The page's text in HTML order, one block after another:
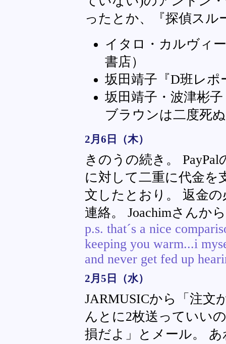
ったとか、『探偵スル
イタロ・カルヴィ
書店）
坂田靖子『D班レポ
坂田靖子・波津彬
ブラウンは二度死
2月6日（木）
きのうの続き。
に対して二重に代金を
文したとおり。 返金
連絡。 Joachimさんか
p.s. that´s a nice
keeping you warm...i
and never get fed up
2月5日（水）
JARMUSICから「注文
んとに2枚送っていい
損だよ」とメール。